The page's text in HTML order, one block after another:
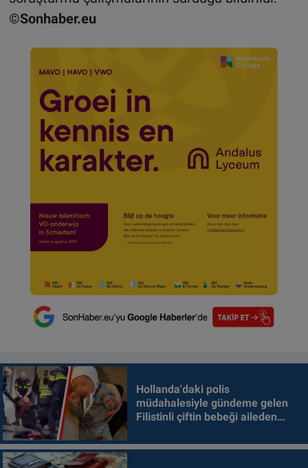
©Sonhaber.eu
Hollanda'daki polis
müdahalesiyle gündeme gelen
Filistinli çiftin bebeği aileden